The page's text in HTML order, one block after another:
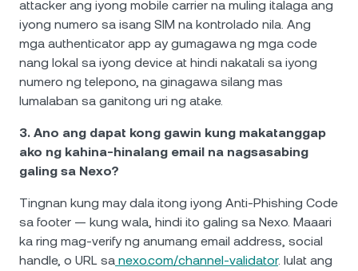
attacker ang iyong mobile carrier na muling italaga ang
iyong numero sa isang SIM na kontrolado nila. Ang
mga authenticator app ay gumagawa ng mga code
nang lokal sa iyong device at hindi nakatali sa iyong
numero ng telepono, na ginagawa silang mas
lumalaban sa ganitong uri ng atake.
3. Ano ang dapat kong gawin kung makatanggap
ako ng kahina-hinalang email na nagsasabing
galing sa Nexo?
Tingnan kung may dala itong iyong Anti-Phishing Code
sa footer — kung wala, hindi ito galing sa Nexo. Maaari
ka ring mag-verify ng anumang email address, social
handle, o URL sa nexo.com/channel-validator. Iulat ang